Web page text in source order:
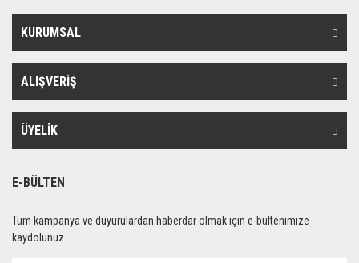
KURUMSAL
ALIŞVERİŞ
ÜYELİK
E-BÜLTEN
Tüm kampanya ve duyurulardan haberdar olmak için e-bültenimize
kaydolunuz.